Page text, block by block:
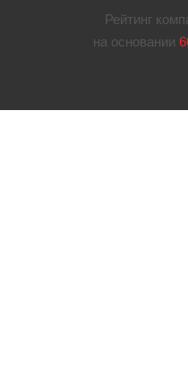
Рейтинг
на основании